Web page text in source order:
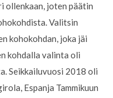
ollenkaan, joten päätin
Valitsin
kohokohdan, joka jäi
kohdalla valinta oli
Seikkailuvuosi 2018 oli
Espanja Tammikuun